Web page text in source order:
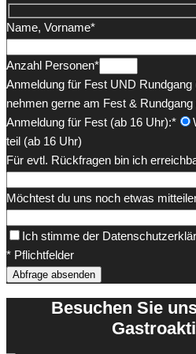
Name, Vorname*
Anzahl Personen*
Anmeldung für Fest UND Rundgang
nehmen gerne am Fest &
Anmeldung für Fest (ab 16 Uhr):*
teil (ab 16 Uhr)
Für evtl. Rückfragen bin ich
Möchtest du uns noch etwas
Ich stimme der
* Pflichtfelder
Besuchen Sie